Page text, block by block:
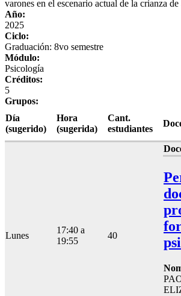
varones en el escenario actual de la crianza
Año:
2025
Ciclo:
Graduación: 8vo semestre
Módulo:
Psicología
Créditos:
5
Grupos:
Día
(sugerido)
Hora
(sugerida)
Cant.
estudiantes
Lunes
17:40 a
19:55
40